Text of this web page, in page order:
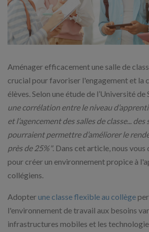
Aménager efficacement une salle de
crucial pour favoriser l'engagement et la
élèves. Selon une étude de l’Université de
une corrélation entre le niveau
et l’agencement des salles de classe...
pourraient permettre d’améliorer le
près de 25%". Dans cet article, nous vous
pour créer un environnement propice à
collégiens.
Adopterune classe flexible au collège
l'environnement de travail aux besoins
infrastructures mobiles et les